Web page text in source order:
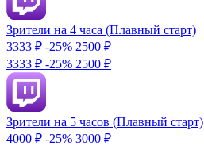
Зрители на 4 часа (Плавный старт)
3333 ₽ -25% 2500 ₽
3333 ₽ -25% 2500 ₽
Зрители на 5 часов (Плавный старт)
4000 ₽ -25% 3000 ₽